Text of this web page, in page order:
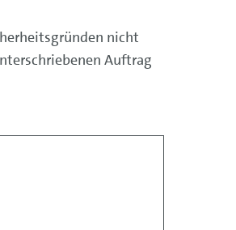
nicht
Auftrag